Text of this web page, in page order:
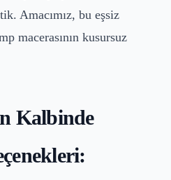
Amacımız, bu eşsiz
macerasının kusursuz
Kalbinde